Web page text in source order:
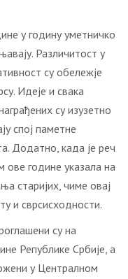
у годину уметничко
Различитост у
су обележје
Идеје и свака
су изузетно
спој паметне
Додатно, када је реч
године указала на
старијих, чиме овај
и сврсисходности.
су на
Републике Србије, а
у Централном